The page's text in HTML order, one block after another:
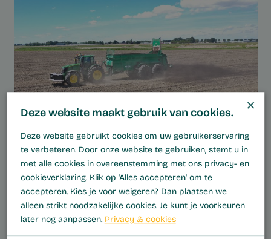
.
De gezondheid van uw gewassen is afhankelijk van de
kwaliteit van de bodem. Daarom bieden wij een breed
scala aan hoogwaardige meststoffen om uw land te
voeden, voor zowel biologische als gangbare landbouw!
Arjan vertelt u graag mee over ons aanbod van vaste
×
Deze website maakt gebruik van cookies.
Deze website gebruikt cookies om uw gebruikerservaring
te verbeteren. Door onze website te gebruiken, stemt u in
met alle cookies in overeenstemming met ons privacy- en
cookieverklaring. Klik op 'Alles accepteren' om te
accepteren. Kies je voor weigeren? Dan plaatsen we
alleen strikt noodzakelijke cookies. Je kunt je voorkeuren
later nog aanpassen. Privacy & cookies